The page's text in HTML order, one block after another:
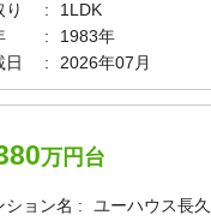
り
1LDK
1983年
日
2026年07月
万円台
ション名
ユーハウス長